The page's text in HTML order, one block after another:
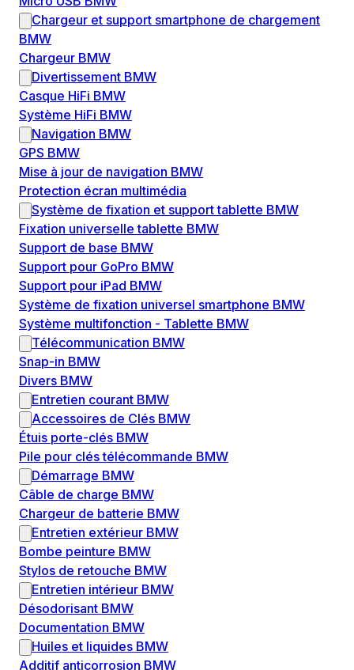
Chargeur et support smartphone de chargement
BMW
Chargeur BMW
Divertissement BMW
Casque HiFi BMW
Système HiFi BMW
Navigation BMW
GPS BMW
Mise à jour de navigation BMW
Protection écran multimédia
Système de fixation et support tablette BMW
Fixation universelle tablette BMW
Support de base BMW
Support pour GoPro BMW
Support pour iPad BMW
Système de fixation universel smartphone BMW
Système multifonction - Tablette BMW
Télécommunication BMW
Snap-in BMW
Divers BMW
Entretien courant BMW
Accessoires de Clés BMW
Étuis porte-clés BMW
Pile pour clés télécommande BMW
Démarrage BMW
Câble de charge BMW
Chargeur de batterie BMW
Entretien extérieur BMW
Bombe peinture BMW
Stylos de retouche BMW
Entretien intérieur BMW
Désodorisant BMW
Documentation BMW
Huiles et liquides BMW
Additif anticorrosion BMW